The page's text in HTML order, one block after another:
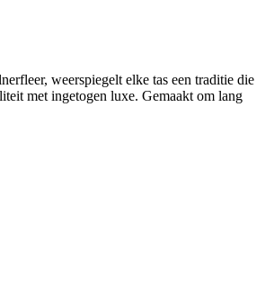
weerspiegelt elke tas een traditie die
met ingetogen luxe. Gemaakt om lang